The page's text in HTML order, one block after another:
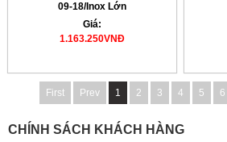
09-18/Inox Lớn
Giá:
1.163.250VNĐ
First Prev 1 2 3 4 5 6
CHÍNH SÁCH KHÁCH HÀNG